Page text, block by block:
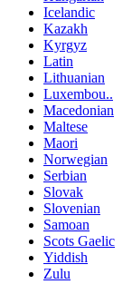
Icelandic
Kazakh
Kyrgyz
Latin
Lithuanian
Luxembou..
Macedonian
Maltese
Maori
Norwegian
Serbian
Slovak
Slovenian
Samoan
Scots Gaelic
Yiddish
Zulu